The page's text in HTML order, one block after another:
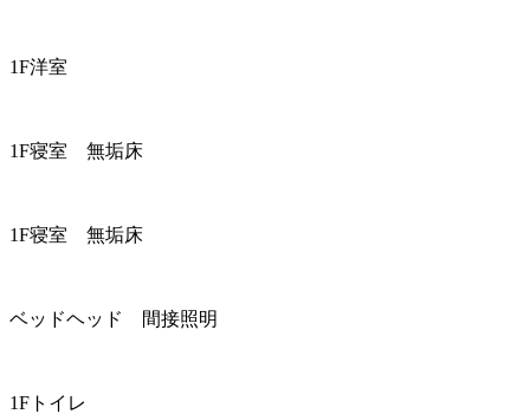
1F洋室
1F寝室 無垢床
1F寝室 無垢床
ベッドヘッド 間接照明
1Fトイレ